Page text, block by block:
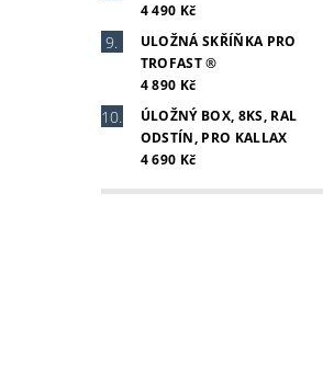
4 490 Kč
ULOŽNÁ SKŘÍŇKA PRO
TROFAST ®
4 890 Kč
ÚLOŽNÝ BOX, 8KS, RAL
ODSTÍN, PRO KALLAX
4 690 Kč